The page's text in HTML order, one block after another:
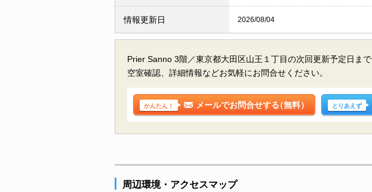
情報更新日 2026/08/04
Prier Sanno 3階／東京都大田区山王１丁目の次回更新予定日まで
空室確認、詳細情報などお気軽にお問合せください。
かんたん！ メールでお問合せする（無料） とりあえず
周辺環境・アクセスマップ